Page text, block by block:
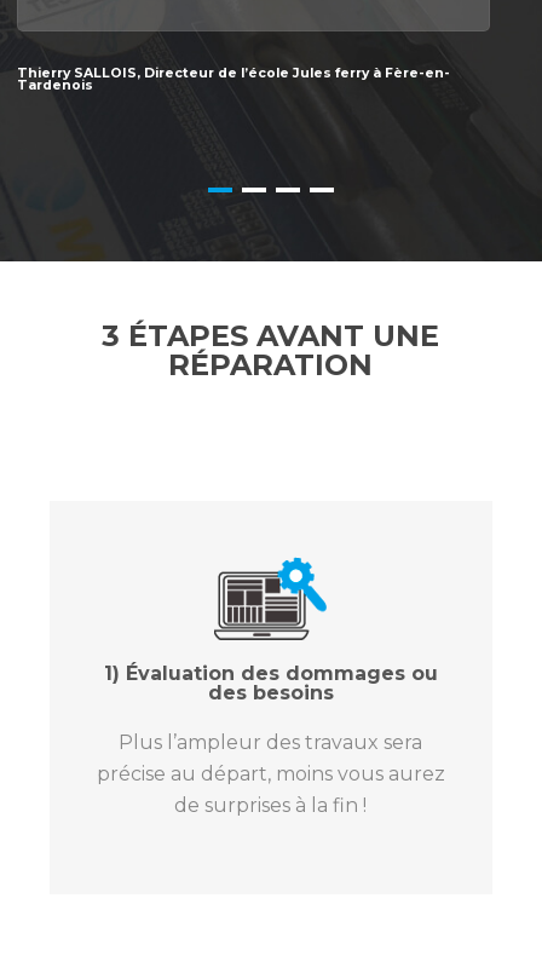
Thierry SALLOIS, Directeur de l’école Jules ferry à Fère-en-
Tardenois
3 ÉTAPES AVANT UNE
RÉPARATION
1) Évaluation des dommages ou
des besoins
Plus l’ampleur des travaux sera
précise au départ, moins vous aurez
de surprises à la fin !